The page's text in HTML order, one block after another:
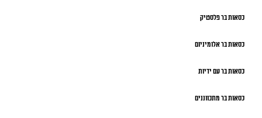
כסאות בר פלסטיק
כסאות בר אלומיניום
כסאות בר עם ידיות
כסאות בר מתכווננים